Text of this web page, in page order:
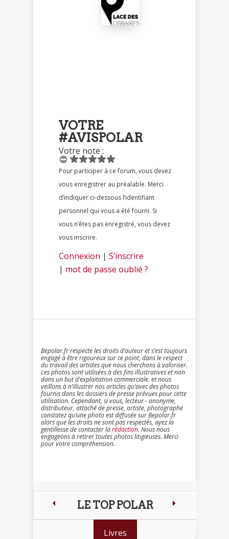
VOTRE
#AVISPOLAR
Votre note :
Pour participer à ce forum, vous devez
vous enregistrer au préalable. Merci
d’indiquer ci-dessous l’identifiant
personnel qui vous a été fourni. Si
vous n’êtes pas enregistré, vous devez
vous inscrire.
Connexion | S’inscrire
| mot de passe oublié ?
Bepolar.fr respecte les droits d’auteur et s’est toujours
engagé à être rigoureux sur ce point, dans le respect
du travail des artistes que nous cherchons à valoriser.
Les photos sont utilisées à des fins illustratives et non
dans un but d’exploitation commerciale. et nous
veillons à n’illustrer nos articles qu’avec des photos
fournis dans les dossiers de presse prévues pour cette
utilisation. Cependant, si vous, lecteur - anonyme,
distributeur, attaché de presse, artiste, photographe
constatez qu’une photo est diffusée sur Bepolar.fr
alors que les droits ne sont pas respectés, ayez la
gentillesse de contacter larédaction. Nous nous
engageons à retirer toutes photos litigieuses. Merci
pour votre compréhension.
LE TOP POLAR
Livres